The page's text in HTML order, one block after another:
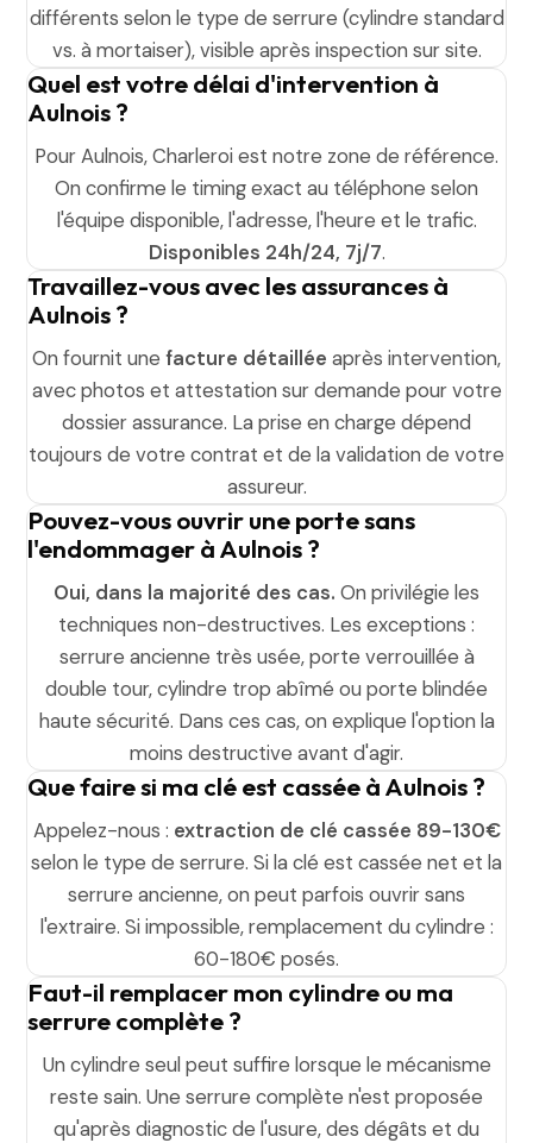
différents selon le type de serrure (cylindre standard
vs. à mortaiser), visible après inspection sur site.
Quel est votre délai d'intervention à
Aulnois ?
Pour Aulnois, Charleroi est notre zone de référence.
On confirme le timing exact au téléphone selon
l'équipe disponible, l'adresse, l'heure et le trafic.
Disponibles 24h/24, 7j/7.
Travaillez-vous avec les assurances à
Aulnois ?
On fournit une facture détaillée après intervention,
avec photos et attestation sur demande pour votre
dossier assurance. La prise en charge dépend
toujours de votre contrat et de la validation de votre
assureur.
Pouvez-vous ouvrir une porte sans
l'endommager à Aulnois ?
Oui, dans la majorité des cas. On privilégie les
techniques non-destructives. Les exceptions :
serrure ancienne très usée, porte verrouillée à
double tour, cylindre trop abîmé ou porte blindée
haute sécurité. Dans ces cas, on explique l'option la
moins destructive avant d'agir.
Que faire si ma clé est cassée à Aulnois ?
Appelez-nous : extraction de clé cassée 89-130€
selon le type de serrure. Si la clé est cassée net et la
serrure ancienne, on peut parfois ouvrir sans
l'extraire. Si impossible, remplacement du cylindre :
60-180€ posés.
Faut-il remplacer mon cylindre ou ma
serrure complète ?
Un cylindre seul peut suffire lorsque le mécanisme
reste sain. Une serrure complète n'est proposée
qu'après diagnostic de l'usure, des dégâts et du